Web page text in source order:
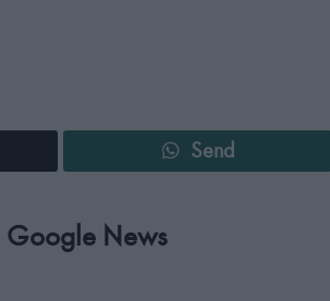
Send
Google News